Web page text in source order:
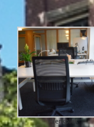
Werkplek